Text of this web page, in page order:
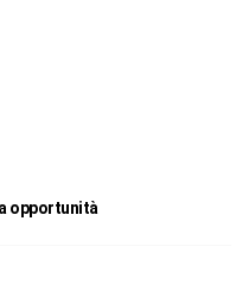
opportunità